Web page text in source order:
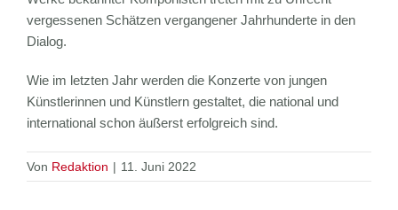
vergessenen Schätzen vergangener Jahrhunderte in den
Dialog.
Wie im letzten Jahr werden die Konzerte von jungen
Künstlerinnen und Künstlern gestaltet, die national und
international schon äußerst erfolgreich sind.
Von Redaktion | 11. Juni 2022